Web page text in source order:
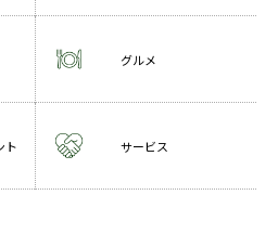
グルメ
ト サービス